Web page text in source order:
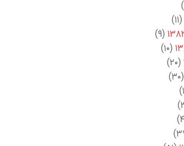
(۱۱)
(۹)
(۱۰)
(۲۰)
(۳۰)